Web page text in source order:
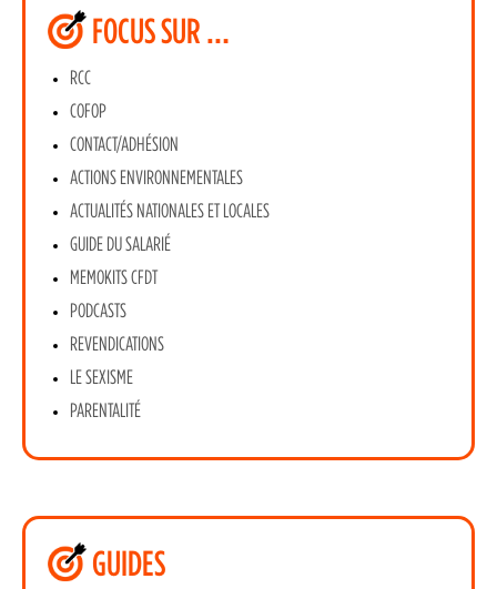
FOCUS SUR …
RCC
COFOP
CONTACT/ADHÉSION
ACTIONS ENVIRONNEMENTALES
ACTUALITÉS NATIONALES ET LOCALES
GUIDE DU SALARIÉ
MEMOKITS CFDT
PODCASTS
REVENDICATIONS
LE SEXISME
PARENTALITÉ
GUIDES